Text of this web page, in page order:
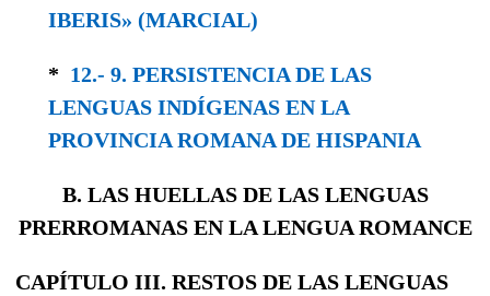
IBERIS» (MARCIAL)
* 12.- 9. PERSISTENCIA DE LAS
LENGUAS IN­DÍGENAS EN LA
PROVINCIA ROMANA DE HISPANIA
B. LAS HUELLAS DE LAS LENGUAS
PRERROMANAS EN LA LENGUA ROMANCE
CAPÍTULO III. RESTOS DE LAS LENGUAS